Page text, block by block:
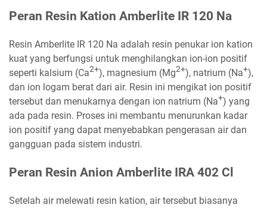
Peran Resin Kation Amberlite IR 120 Na
Resin Amberlite IR 120 Na adalah resin penukar ion kation
kuat yang berfungsi untuk menghilangkan ion-ion positif
seperti kalsium (Ca2+), magnesium (Mg2+), natrium (Na+),
dan ion logam berat dari air. Resin ini mengikat ion positif
tersebut dan menukarnya dengan ion natrium (Na+) yang
ada pada resin. Proses ini membantu menurunkan kadar
ion positif yang dapat menyebabkan pengerasan air dan
gangguan pada sistem industri.
Peran Resin Anion Amberlite IRA 402 Cl
Setelah air melewati resin kation, air tersebut biasanya